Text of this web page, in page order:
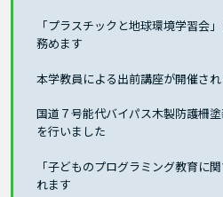
「プラスチックと地球環境学習会
務めます
本学教員による出前講座が開催さ
国道７号能代バイパス木製防護柵
を行いました
「子どものプログラミング教育に
れます